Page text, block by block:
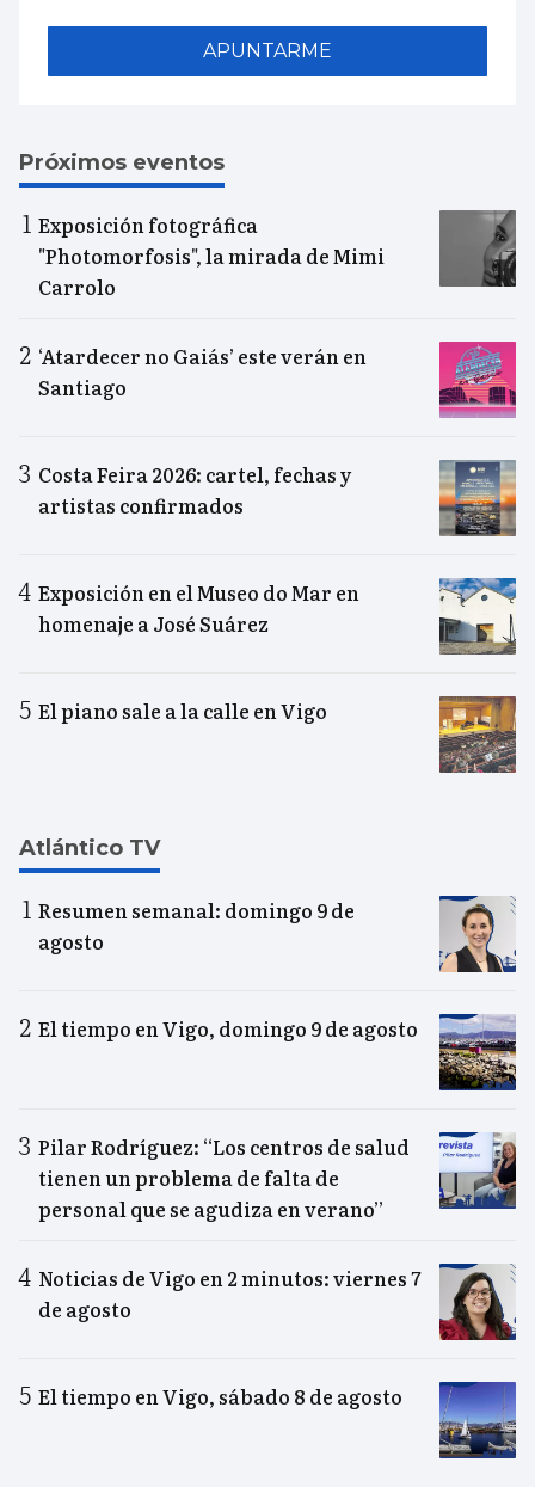
APUNTARME
Próximos eventos
Exposición fotográfica
"Photomorfosis", la mirada de Mimi
Carrolo
‘Atardecer no Gaiás’ este verán en
Santiago
Costa Feira 2026: cartel, fechas y
artistas confirmados
Exposición en el Museo do Mar en
homenaje a José Suárez
El piano sale a la calle en Vigo
Atlántico TV
Resumen semanal: domingo 9 de
agosto
El tiempo en Vigo, domingo 9 de agosto
Pilar Rodríguez: “Los centros de salud
tienen un problema de falta de
personal que se agudiza en verano”
Noticias de Vigo en 2 minutos: viernes 7
de agosto
El tiempo en Vigo, sábado 8 de agosto